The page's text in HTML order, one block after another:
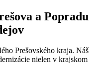
a Popradu
Prešovského kraja. Náš
nielen v krajskom